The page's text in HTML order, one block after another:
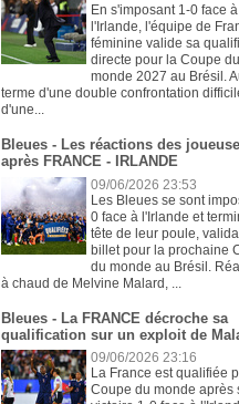
En s'imposant 1-0 face à
l'Irlande, l'équipe de
féminine valide sa
directe pour la Coupe du
monde 2027 au Brésil.
terme d'une double confrontation
d'une...
Bleues - Les réactions des
après FRANCE - IRLANDE
09/06/2026 23:53
Les Bleues se sont
0 face à l'Irlande et
tête de leur poule,
billet pour la prochaine
du monde au Brésil.
à chaud de Melvine Malard, ...
Bleues - La FRANCE décroche sa
qualification sur un exploit de
09/06/2026 23:16
La France est qualifiée
Coupe du monde après